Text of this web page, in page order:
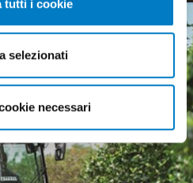
tutti i cookie
selezionati
necessari